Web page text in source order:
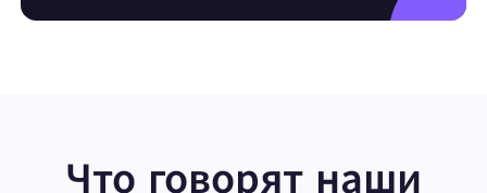
Что говорят наши